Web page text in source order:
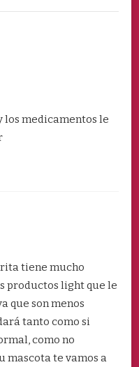
medicamentos le
tiene mucho
productos light que le
que son menos
tanto como si
como no
mascota te vamos a